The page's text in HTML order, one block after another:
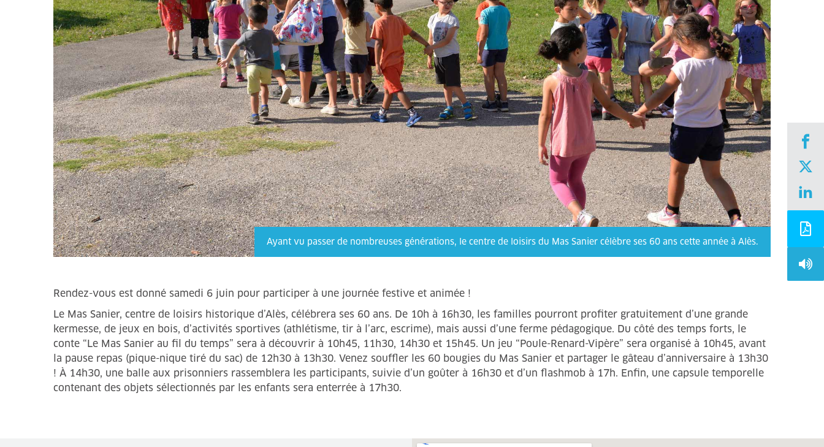
Ayant vu passer de nombreuses générations, le centre de loisirs du Mas Sanier célèbre ses 60 ans cette année à Alès.
Rendez-vous est donné samedi 6 juin pour participer à une journée festive et animée !
Le Mas Sanier, centre de loisirs historique d’Alès, célébrera ses 60 ans. De 10h à 16h30, les familles pourront profiter gratuitement d’une grande
kermesse, de jeux en bois, d’activités sportives (athlétisme, tir à l’arc, escrime), mais aussi d’une ferme pédagogique. Du côté des temps forts, le
conte “Le Mas Sanier au fil du temps” sera à découvrir à 10h45, 11h30, 14h30 et 15h45. Un jeu “Poule-Renard-Vipère” sera organisé à 10h45, avant
la pause repas (pique-nique tiré du sac) de 12h30 à 13h30. Venez souffler les 60 bougies du Mas Sanier et partager le gâteau d’anniversaire à 13h30
! À 14h30, une balle aux prisonniers rassemblera les participants, suivie d’un goûter à 16h30 et d’un flashmob à 17h. Enfin, une capsule temporelle
contenant des objets sélectionnés par les enfants sera enterrée à 17h30.